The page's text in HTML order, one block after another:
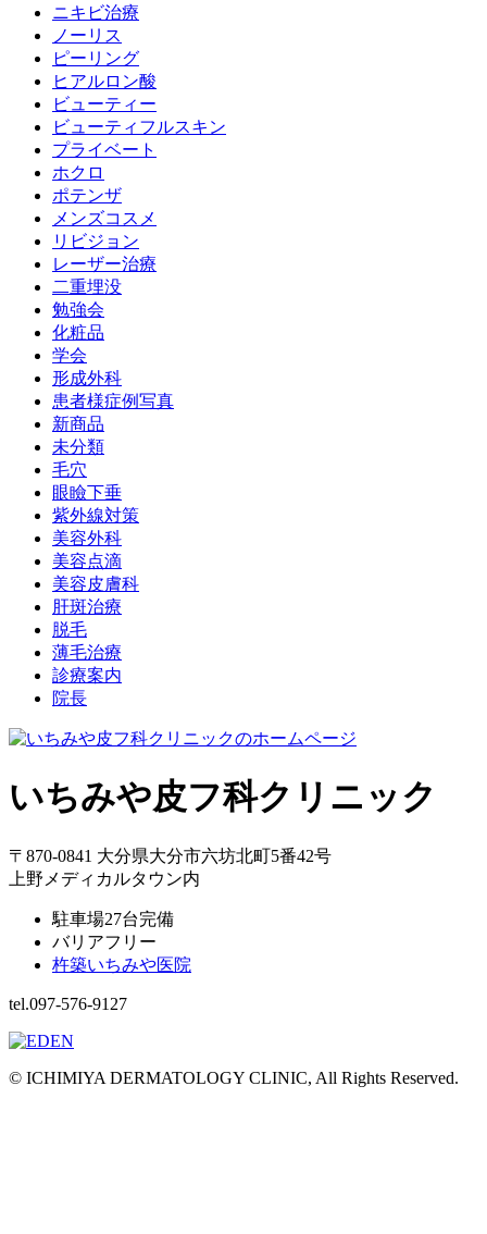
ニキビ治療
ノーリス
ピーリング
ヒアルロン酸
ビューティー
ビューティフルスキン
プライベート
ホクロ
ポテンザ
メンズコスメ
リビジョン
レーザー治療
二重埋没
勉強会
化粧品
学会
形成外科
患者様症例写真
新商品
未分類
毛穴
眼瞼下垂
紫外線対策
美容外科
美容点滴
美容皮膚科
肝斑治療
脱毛
薄毛治療
診療案内
院長
いちみや皮フ科クリニック
〒870-0841 大分県大分市六坊北町5番42号
上野メディカルタウン内
駐車場27台完備
バリアフリー
杵築いちみや医院
tel.097-576-9127
© ICHIMIYA DERMATOLOGY CLINIC, All Rights Reserved.